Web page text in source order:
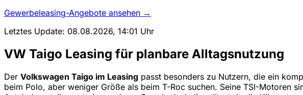
Gewerbeleasing-Angebote ansehen →
Letztes Update: 08.08.2026, 14:01 Uhr
VW Taigo Leasing für planbare Alltagsnutzung
Der Volkswagen Taigo im Leasing passt besonders zu Nutzern, die ein
beim Polo, aber weniger Größe als beim T-Roc suchen. Seine TSI-Motoren